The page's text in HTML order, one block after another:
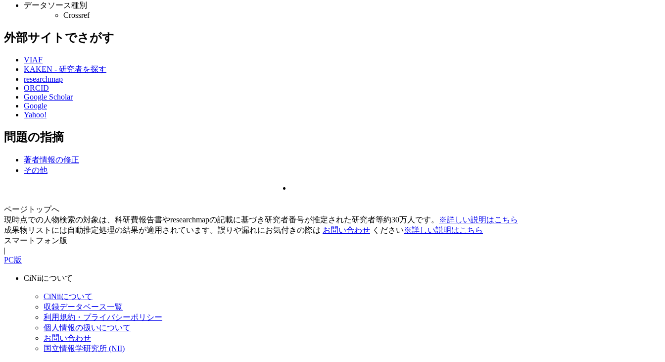
データソース種別
Crossref
外部サイトでさがす
VIAF
KAKEN - 研究者を探す
researchmap
ORCID
Google Scholar
Google
Yahoo!
問題の指摘
著者情報の修正
その他
ページトップへ
現時点での人物検索の対象は、科研費報告書やresearchmapの記載に基づき研究者番号が推定された研究者等約30万人です。
※詳しい説明はこちら
成果物リストには自動推定処理の結果が適用されています。誤りや漏れにお気付きの際は お問い合わせ ください※詳しい説明はこちら
スマートフォン版
|
PC版
CiNiiについて
CiNiiについて
収録データベース一覧
利用規約・プライバシーポリシー
個人情報の扱いについて
お問い合わせ
国立情報学研究所 (NII)